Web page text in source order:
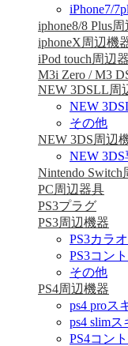
iPhone7/
iphone8/8 Plus
iphoneX周辺機
iPod touch周辺
M3i Zero / M3
NEW 3DSLL周
NEW
その他
NEW 3DS周辺
NEW
Nintendo Switch
PC周辺器具
PS3プラグ
PS3周辺機器
PS3カラ
PS3コン
その他
PS4周辺機器
ps4 proス
ps4 slim
PS4コン